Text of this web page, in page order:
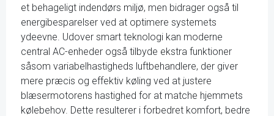
et behageligt indendørs miljø, men bidrager også til
energibesparelser ved at optimere systemets
ydeevne. Udover smart teknologi kan moderne
central AC-enheder også tilbyde ekstra funktioner
såsom variabelhastigheds luftbehandlere, der giver
mere præcis og effektiv køling ved at justere
blæsermotorens hastighed for at matche hjemmets
kølebehov. Dette resulterer i forbedret komfort, bedre